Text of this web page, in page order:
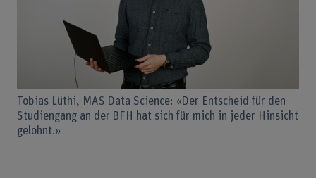
Tobias Lüthi, MAS Data Science: «Der Entscheid für den
Studiengang an der BFH hat sich für mich in jeder Hinsicht
gelohnt.»